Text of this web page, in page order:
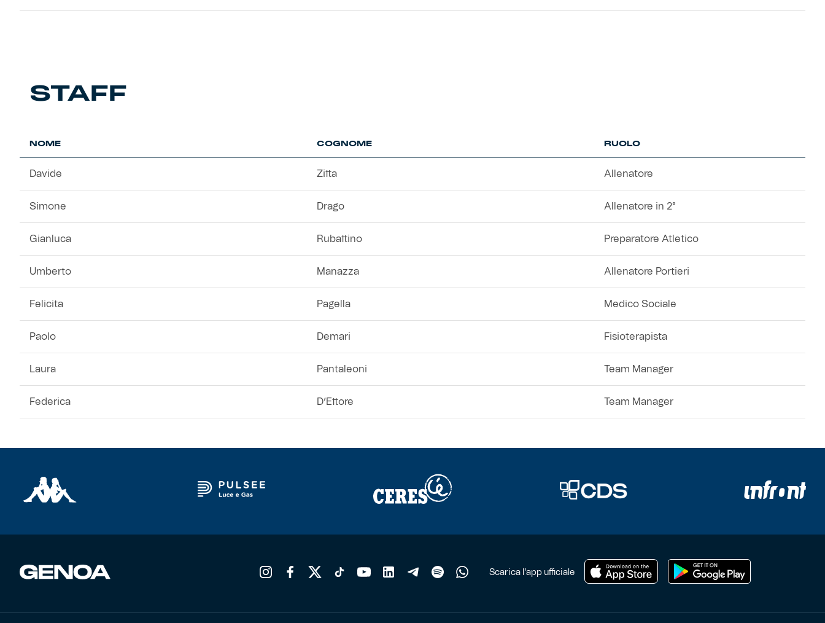
STAFF
NOME COGNOME RUOLO
Davide Zitta Allenatore
Simone Drago Allenatore in 2°
Gianluca Rubattino Preparatore Atletico
Umberto Manazza Allenatore Portieri
Felicita Pagella Medico Sociale
Paolo Demari Fisioterapista
Laura Pantaleoni Team Manager
Federica D’Ettore Team Manager
Scarica l'app ufficiale